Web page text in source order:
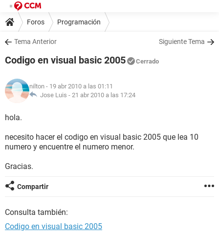
Foros Programación
Tema Anterior Siguiente Tema
Codigo en visual basic 2005 Cerrado
nilton - 19 abr 2010 a las 01:11
Jose Luis - 21 abr 2010 a las 17:24
hola.
necesito hacer el codigo en visual basic 2005 que lea 10
numero y encuentre el numero menor.
Gracias.
Compartir
Consulta también:
Codigo en visual basic 2005